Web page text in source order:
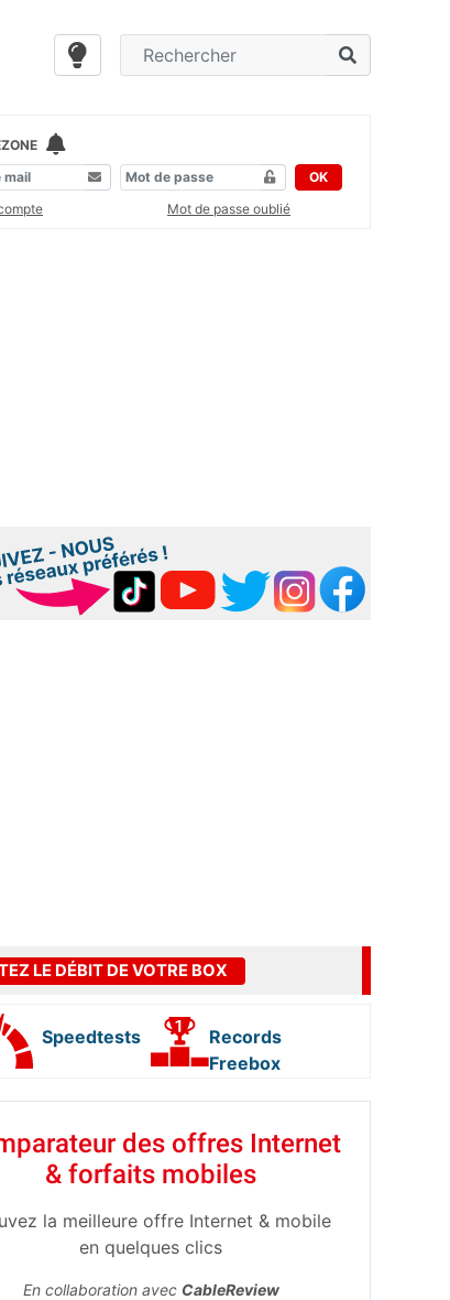
OK
Mot de passe oublié
LE DÉBIT DE VOTRE BOX
Speedtests
Records
Freebox
des offres Internet
& forfaits mobiles
la meilleure offre Internet & mobile
en quelques clics
En collaboration avec CableReview